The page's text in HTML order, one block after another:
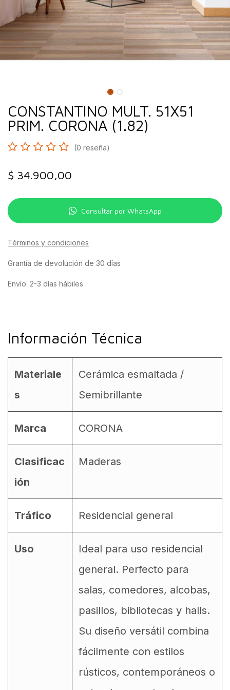
CONSTANTINO MULT. 51X51
PRIM. CORONA (1.82)
(0 reseña)
$ 34.900,00
Consultar por WhatsApp
Términos y condiciones
Grantía de devolución de 30 días
Envío: 2-3 días hábiles
Información Técnica
Materiale
s
Cerámica esmaltada /
Semibrillante
Marca CORONA
Clasificac
ión
Maderas
Tráfico Residencial general
Uso
Ideal para uso residencial
general. Perfecto para
salas, comedores, alcobas,
pasillos, bibliotecas y halls.
Su diseño versátil combina
fácilmente con estilos
rústicos, contemporáneos o